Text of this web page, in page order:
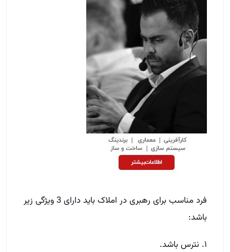
فرد مناسب برای رهبری در املاک باید دارای 3 ویژگی زیر
باشد:
۱. نترس باشد.